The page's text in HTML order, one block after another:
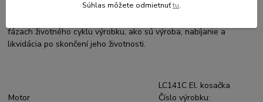
poskytuje výkon a kvalitu, ktoré očakávate od výrobku Husqvarna.
fázach životného cyklu výrobku, ako sú výroba, nabíjanie a
likvidácia po skončení jeho životnosti.
Motor
LC141C El. kosačka
Číslo výrobku:
Súhlas môžete odmietnuťtu.